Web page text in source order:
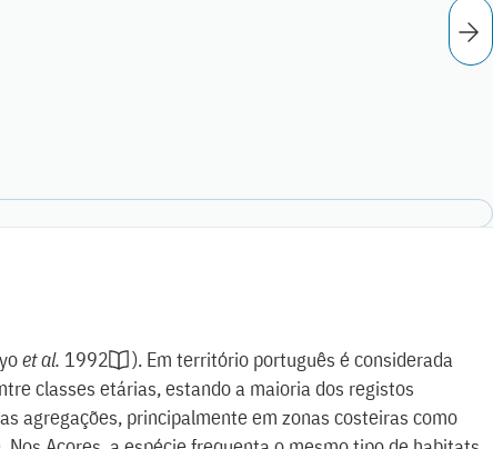
et al. 1992 ). Em território português é considerada
classes etárias, estando a maioria dos registos
agregações, principalmente em zonas costeiras como